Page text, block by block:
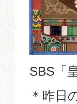
SBS「
＊昨日